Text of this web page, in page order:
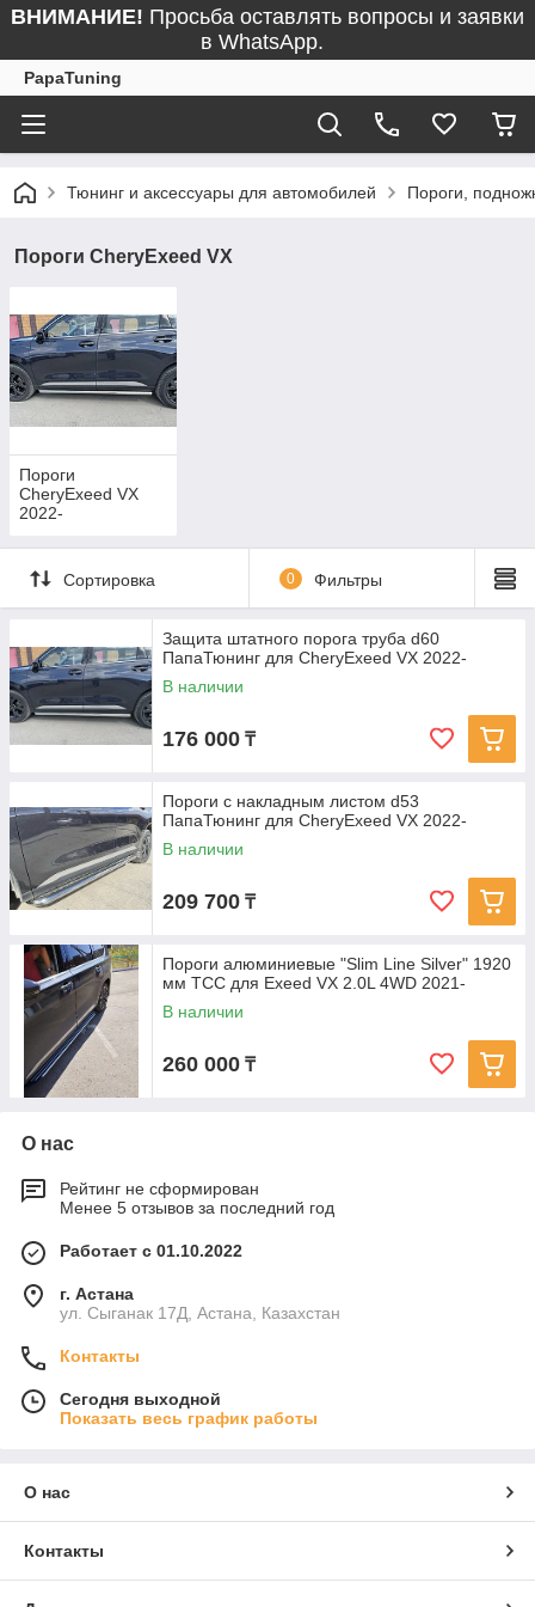
ВНИМАНИЕ! Просьба оставлять вопросы и заявки
в WhatsApp.
PapaTuning
Тюнинг и аксессуары для автомобилей Пороги,
Пороги CheryExeed VX
Пороги
CheryExeed VX
2022-
Сортировка 0 Фильтры
Защита штатного порога труба d60
ПапаТюнинг для CheryExeed VX 2022-
В наличии
176 000 ₸
Пороги с накладным листом d53
ПапаТюнинг для CheryExeed VX 2022-
В наличии
209 700 ₸
Пороги алюминиевые "Slim Line Silver" 1920
мм ТСС для Exeed VX 2.0L 4WD 2021-
В наличии
260 000 ₸
О нас
Рейтинг не сформирован
Менее 5 отзывов за последний год
Работает с 01.10.2022
г. Астана
ул. Сыганак 17Д, Астана, Казахстан
Контакты
Сегодня выходной
Показать весь график работы
О нас
Контакты